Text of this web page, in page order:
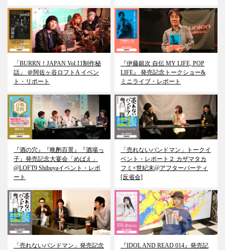
「BURRN！JAPAN Vol.11制作秘
話」 ＠阿佐ヶ谷ロフトA イベン
ト・リポート
『伊藤銀次 自伝 MY LIFE, POP
LIFE』 発売記念トークショー&
ミニライブ・レポート
『酒の穴』『晩酌百景』『酒場っ
子』発売記念大宴会「めばえ」
@LOFT9 Shibuyaイベント・レポ
ート
「売れないバンドマン」トークイ
ベント・レポート２ カザマタカ
フミ×世紀末@アフターパーティ
[反省会]
「売れないバンドマン」発売記念
『IDOL AND READ 014』発売記